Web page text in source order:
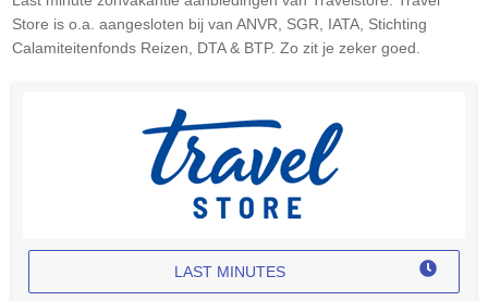
Store is o.a. aangesloten bij van ANVR, SGR, IATA, Stichting
Calamiteitenfonds Reizen, DTA & BTP. Zo zit je zeker goed.
LAST MINUTES